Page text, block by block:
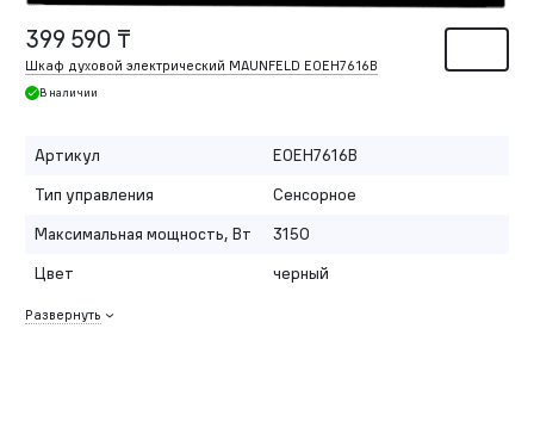
399 590 ₸
Шкаф духовой электрический MAUNFELD EOEH7616B
В наличии
Артикул
EOEH7616B
Тип управления
Сенсорное
Максимальная мощность, Вт
3150
Цвет
черный
Развернуть